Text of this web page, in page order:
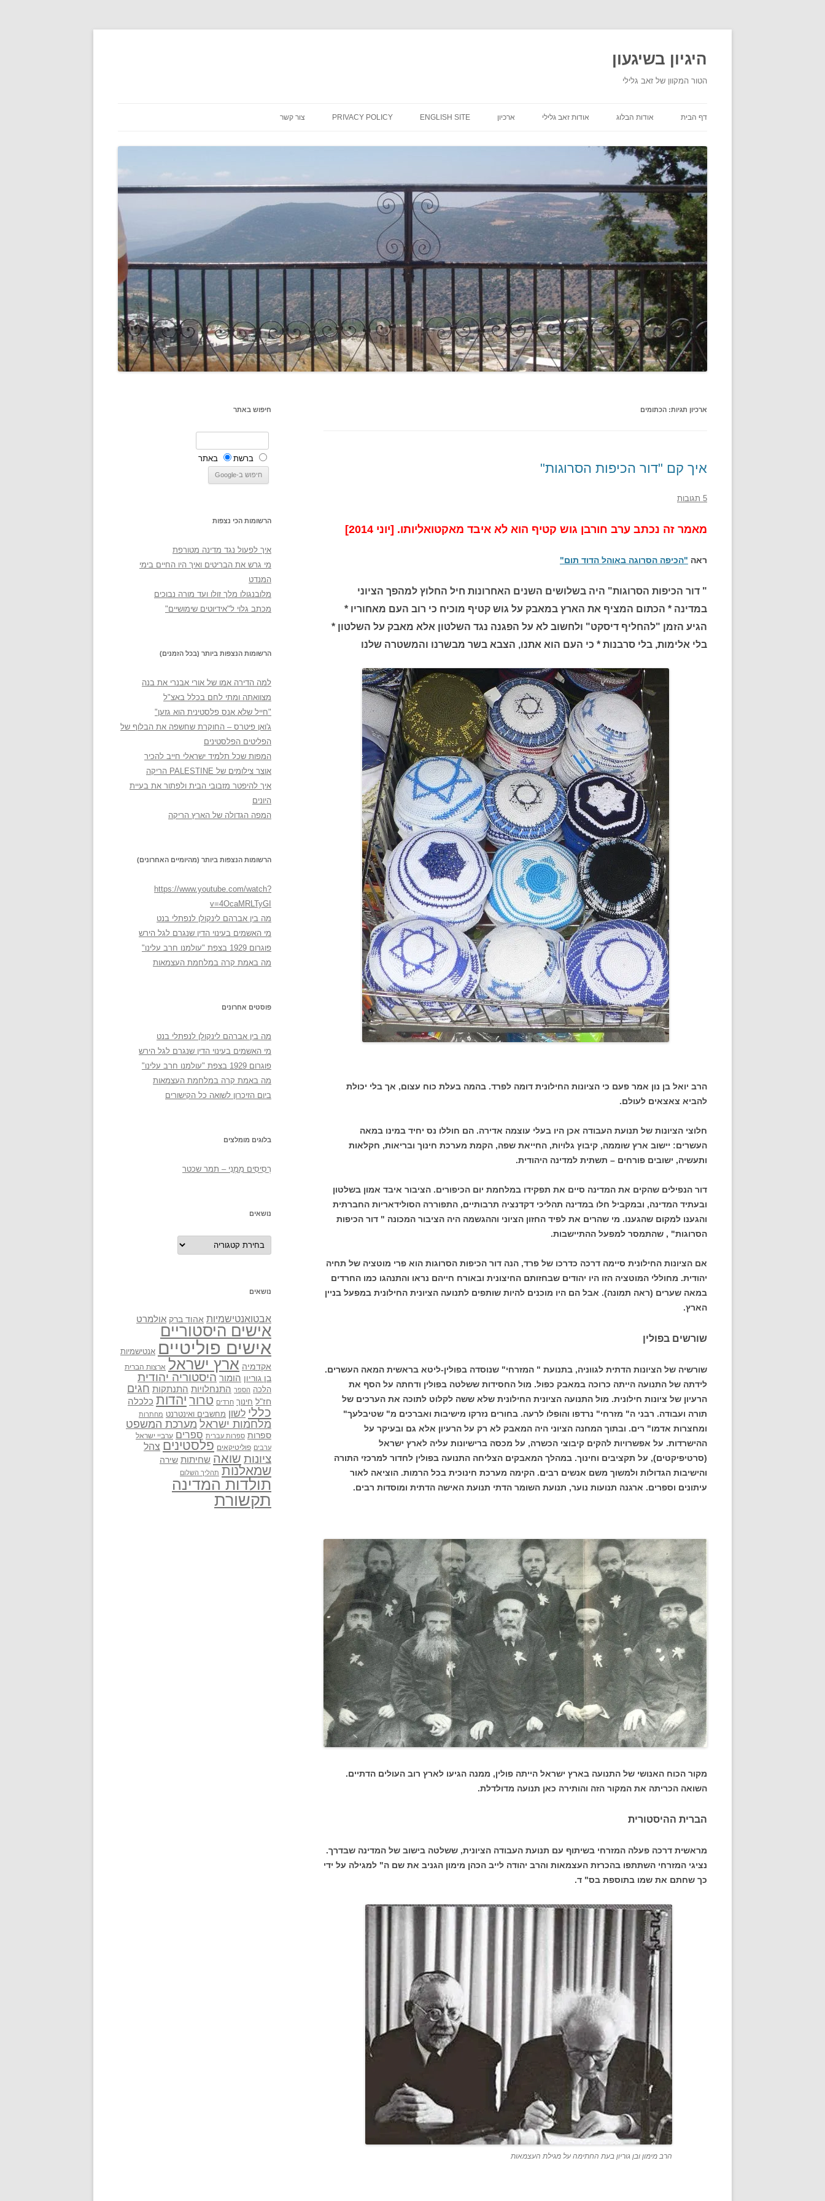
היגיון בשיגעון
הטור המקוון של זאב גלילי
דף הבית אודות הבלוג אודות זאב גלילי ארכיון ENGLISH SITE
PRIVACY POLICY צור קשר
ארכיון תגיות: הכתומים
איך קם "דור הכיפות הסרוגות"
5 תגובות
מאמר זה נכתב ערב חורבן גוש קטיף הוא לא איבד מאקטואליותו. [יוני 2014]
ראה "הכיפה הסרוגה באוהל הדוד תום"
" דור הכיפות הסרוגות" היה בשלושים השנים האחרונות חיל החלוץ למהפך הציוני
במדינה * הכתום המציף את הארץ במאבק על גוש קטיף מוכיח כי רוב העם מאחוריו *
הגיע הזמן "להחליף דיסקט" ולחשוב לא על הפגנה נגד השלטון אלא מאבק על השלטון *
בלי אלימות, בלי סרבנות * כי העם הוא אתנו, הצבא בשר מבשרנו והמשטרה שלנו
הרב יואל בן נון אמר פעם כי הציונות החילונית דומה לפרד. בהמה בעלת כוח עצום, אך בלי יכולת
להביא צאצאים לעולם.
חלוצי הציונות של תנועת העבודה אכן היו בעלי עוצמה אדירה. הם חוללו נס יחיד במינו במאה
העשרים: יישוב ארץ שוממה, קיבוץ גלויות, החייאת שפה, הקמת מערכת חינוך ובריאות, חקלאות
ותעשיה, ישובים פורחים – תשתית למדינה היהודית.
דור הנפילים שהקים את המדינה סיים את תפקידו במלחמת יום הכיפורים. הציבור איבד אמון בשלטון
ובעתיד המדינה, ובמקביל חלו במדינה תהליכי דקדנציה תרבותיים, התפוררה הסולידאריות החברתית
והגענו למקום שהגענו. מי שהרים את לפיד החזון הציוני וההגשמה היה הציבור המכונה " דור הכיפות
הסרוגות" , שהתמסר למפעל ההתיישבות.
אם הציונות החילונית סיימה דרכה כדרכו של פרד, הנה דור הכיפות הסרוגות הוא פרי מוטציה של תחיה
יהודית. מחוללי המוטציה הזו היו יהודים שבחזותם החיצונית ובאורח חייהם נראו והתנהגו כמו החרדים
במאה שערים (ראה תמונה). אבל הם היו מוכנים להיות שותפים לתנועה הציונית החילונית במפעל בניין
הארץ.
שורשים בפולין
שורשיה של הציונות הדתית לגווניה, בתנועת " המזרחי" שנוסדה בפולין-ליטא בראשית המאה העשרים.
לידתה של התנועה הייתה כרוכה במאבק כפול. מול החסידות ששלטה בפולין ודחתה על הסף את
הרעיון של ציונות חילונית. מול התנועה הציונית החילונית שלא ששה לקלוט לתוכה את הערכים של
תורה ועבודה. רבני ה" מזרחי" נרדפו והופלו לרעה. בחורים נזרקו מישיבות ואברכים מ" שטיבלעך"
ומחצרות אדמו" רים. ובתוך המחנה הציוני היה המאבק לא רק על הרעיון אלא גם ובעיקר על
ההישרדות. על אפשרויות להקים קיבוצי הכשרה, על מכסה ברישיונות עליה לארץ ישראל
(סרטיפיקטים), על תקציבים וחינוך. במהלך המאבקים הצליחה התנועה בפולין לחדור למרכזי התורה
והישיבות הגדולות ולמשוך משם אנשים רבים. הקימה מערכת חינוכית בכל הרמות. הוציאה לאור
עיתונים וספרים. ארגנה תנועות נוער, תנועת השומר הדתי תנועת האישה הדתית ומוסדות רבים.
מקור הכוח האנושי של התנועה בארץ ישראל הייתה פולין, ממנה הגיעו לארץ רוב העולים הדתיים.
השואה הכריתה את המקור הזה והותירה כאן תנועה מדולדלת.
הברית ההיסטורית
מראשית דרכה פעלה המזרחי בשיתוף עם תנועת העבודה הציונית, ששלטה בישוב של המדינה שבדרך.
נציגי המזרחי השתתפו בהכרזת העצמאות והרב יהודה לייב הכהן מימון הגניב את שם ה" למגילה על ידי
כך שחתם את שמו בתוספת בס" ד.
הרב מימון ובן גוריון בעת החתימה על מגילת העצמאות
חיפוש באתר
ברשת באתר
הרשומות הכי נצפות
איך לפעול נגד מדינה מטורפת
מי גרש את הבריטים ואיך היו החיים בימי
המנדט
מלובנגולו מלך זולו ועד מורה נבוכים
מכתב גלוי ל"אידיוטים שימושיים"
הרשומות הנצפות ביותר (בכל הזמנים)
למה הדירה אמו של אורי אבנרי את בנה
מצוואתה ומתי לחם בכלל באצ"ל
"חייל שלא אנס פלסטינית הוא גזען"
ג'ואן פיטרס – החוקרת שחשפה את הבלוף של
הפליטים הפלסטינים
המפות שכל תלמיד ישראלי חייב להכיר
אוצר צילומים של PALESTINE הריקה
איך להיפטר מזבובי הבית ולפתור את בעיית
היונים
המפה הגדולה של הארץ הריקה
הרשומות הנצפות ביותר (מהיומיים האחרונים)
https://www.youtube.com/watch?
v=4OcaMRLTyGI
מה בין אברהם לינקולן לנפתלי בנט
מי האשמים בעינוי הדין שנגרם לגל הירש
פוגרום 1929 בצפת "עולמנו חרב עלינו"
מה באמת קרה במלחמת העצמאות
פוסטים אחרונים
מה בין אברהם לינקולן לנפתלי בנט
מי האשמים בעינוי הדין שנגרם לגל הירש
פוגרום 1929 בצפת "עולמנו חרב עלינו"
מה באמת קרה במלחמת העצמאות
ביום הזיכרון לשואה כל הקישורים
בלוגים מומלצים
רְסִיסִים מִמֶנִי – תמר שכטר
נושאים
נושאים
נושאים
אבטואנטישמיות אהוד ברק אולמרט
אישים היסטוריים
אישים פוליטיים אנטישמיות
אקדמיה ארץ ישראל ארצות הברית
בן גוריון הומור היסטוריה יהודית
הלכה הספר התנחלויות התנתקות חגים
חז"ל חינוך חרדים טרור יהדות כלכלה
כללי לשון מחשבים ואינטרנט מחתרות
מלחמות ישראל מערכת המשפט
ספרות ספרות עברית ספרים ערביי ישראל
ערבים פוליטיקאים פלסטינים צהל
ציונות שואה שחיתות שירה
שמאלנות תהליך השלום
תולדות המדינה
תקשורת